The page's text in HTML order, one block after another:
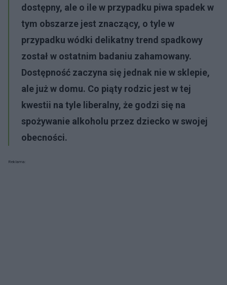
dostępny, ale o ile w przypadku piwa spadek w
tym obszarze jest znaczący, o tyle w
przypadku wódki delikatny trend spadkowy
został w ostatnim badaniu zahamowany.
Dostępność zaczyna się jednak nie w sklepie,
ale już w domu. Co piąty rodzic jest w tej
kwestii na tyle liberalny, że godzi się na
spożywanie alkoholu przez dziecko w swojej
obecności.
Reklama: